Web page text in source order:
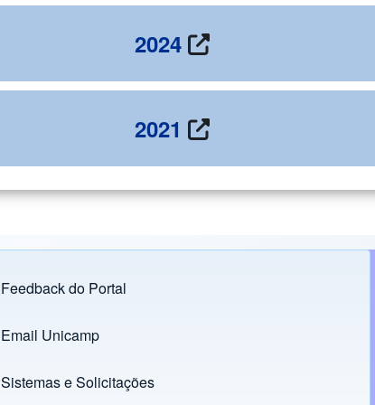
2024
2021
Footer menu
Feedback do Portal
Links
Email Unicamp
(opens in new tab)
Sistemas e Solicitações
(opens in new tab)